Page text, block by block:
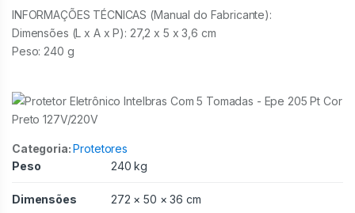
INFORMAÇÕES TÉCNICAS (Manual do Fabricante):
Dimensões (L x A x P): 27,2 x 5 x 3,6 cm
Peso: 240 g
Categoria:Protetores
Peso
240 kg
Dimensões 272 × 50 × 36 cm